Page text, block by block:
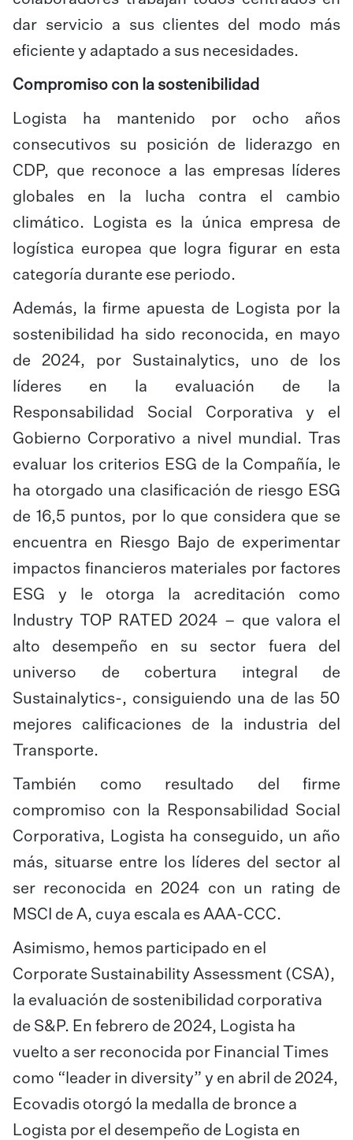
dar servicio a sus clientes del modo más
eficiente y adaptado a sus necesidades.
Compromiso con la sostenibilidad
Logista ha mantenido por ocho años
consecutivos su posición de liderazgo en
CDP, que reconoce a las empresas líderes
globales en la lucha contra el cambio
climático. Logista es la única empresa de
logística europea que logra figurar en esta
categoría durante ese periodo.
Además, la firme apuesta de Logista por la
sostenibilidad ha sido reconocida, en mayo
de 2024, por Sustainalytics, uno de los
líderes en la evaluación de la
Responsabilidad Social Corporativa y el
Gobierno Corporativo a nivel mundial. Tras
evaluar los criterios ESG de la Compañía, le
ha otorgado una clasificación de riesgo ESG
de 16,5 puntos, por lo que considera que se
encuentra en Riesgo Bajo de experimentar
impactos financieros materiales por factores
ESG y le otorga la acreditación como
Industry TOP RATED 2024 – que valora el
alto desempeño en su sector fuera del
universo de cobertura integral de
Sustainalytics-, consiguiendo una de las 50
mejores calificaciones de la industria del
Transporte.
También como resultado del firme
compromiso con la Responsabilidad Social
Corporativa, Logista ha conseguido, un año
más, situarse entre los líderes del sector al
ser reconocida en 2024 con un rating de
MSCI de A, cuya escala es AAA-CCC.
Asimismo, hemos participado en el
Corporate Sustainability Assessment (CSA),
la evaluación de sostenibilidad corporativa
de S&P. En febrero de 2024, Logista ha
vuelto a ser reconocida por Financial Times
como “leader in diversity” y en abril de 2024,
Ecovadis otorgó la medalla de bronce a
Logista por el desempeño de Logista en